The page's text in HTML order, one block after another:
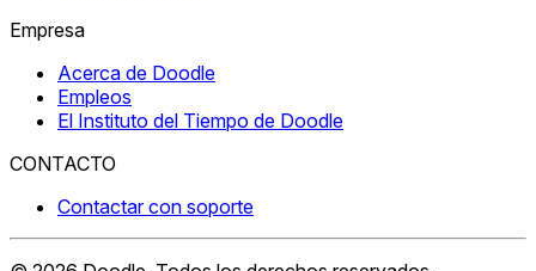
Empresa
Acerca de Doodle
Empleos
El Instituto del Tiempo de Doodle
CONTACTO
Contactar con soporte